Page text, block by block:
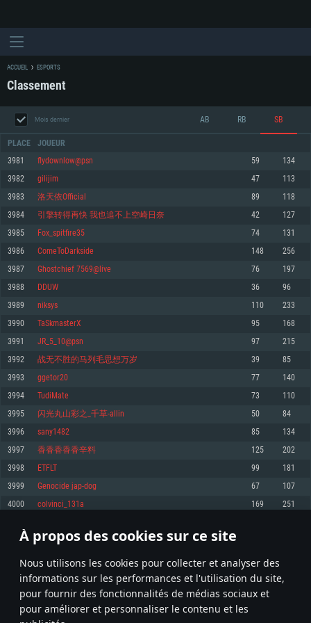
À propos des cookies sur ce site
Nous utilisons les cookies pour collecter et analyser des
informations sur les performances et l'utilisation du site,
pour fournir des fonctionnalités de médias sociaux et
pour améliorer et personnaliser le contenu et les
CONFIGURATION SYSTÈME REQUISE
Minimum
OS: Windows 10 (64 bit)
Processeur: Dual-Core 2.2 GHz
Mémoire: 4 GB
Carte graphique supportant DirectX 11: AMD Radeon 77XX / NVIDIA
GeForce GTX 660. La résolution minimale supportée par le jeu est de 720p
Connection: Connexion Internet à haut débit
Disque dur: 23.1 Go (client minimal)
Recommandée
1060 et plus, Radeon RX 570 et plus.
Disque dur: 75.9 Go (client complet)
Minimum
OS: Mac OS Big Sur 11.0 ou plus récent
Processeur: Core i5, minimum 2.2GHz (Les processeurs Intel Xeon ne sont
pas supportés)
Mémoire: 6 GB
Carte graphique: Intel Iris Pro 5200 (Mac), ou analogue AMD/Nvidia. La
résolution minimale supportée par le jeu est de 720p.
Connection: Connexion Internet à haut débit
Disque dur: 62,2 Go (client minimal)
Recommandée
OS: Mac OS Big Sur 11.0 ou plus récent
Processeur: Core i7 (Les processeurs Intel Xeon ne sont pas supportés)
Mémoire: 8 GB
Carte graphique: Radeon Vega II ou plus avec support de Metal
Disque dur: 62,2 Go (client complet)
Minimum
OS: Les configurations Linux 64 bits les plus modernes
Processeur: Dual-Core 2.4 GHz
Mémoire: 4 GB
Carte graphique: NVIDIA 660 avec les derniers drivers (moins de 6 mois) /
de même pour AMD (La résolution minimale supportée par le jeu est de
720p)
Connection: Connexion Internet à haut débit
Disque dur: 62,2 Go (client minimal)
Recommandée
OS: Ubuntu 20.04 64bit
Processeur: Intel Core i7
Mémoire: 8 GB
Carte graphique: NVIDIA 1060 avec les derniers drivers (moins de 6 mois) /
6 mois et supportant Vulkan
Connection: Connexion Internet à haut débit
Disque dur: 60,2 Go (client complet)
ACCUEIL ESPORTS
Classement
Mois dernier AB RB SB
PLACE JOUEUR
3981 flydownlow@psn 59 134
3982 gilijim 47 113
3983 洛天依Official 89 118
3984 引擎转得再快 我也追不上空崎日奈 42 127
3985 Fox_spitfire35 74 131
3986 ComeToDarkside 148 256
3987 Ghostchief 7569@live 76 197
3988 DDUW 36 96
3989 niksys 110 233
3990 TaSkmasterX 95 168
3991 JR_5_10@psn 97 215
3992 战无不胜的马列毛思想万岁 39 85
3993 ggetor20 77 140
3994 TudiMate 73 110
3995 闪光丸山彩之_千草-allin 50 84
3996 sany1482 85 134
3997 香香香香香辛料 125 202
3998 ETFLT 99 181
3999 Genocide jap-dog 67 107
4000 colvinci_131a 169 251
* Classement mis à jour quotidiennement
199 200 201 300